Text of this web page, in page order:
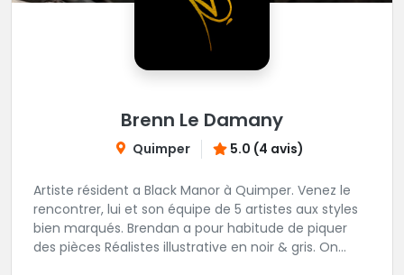
Brenn Le Damany
Quimper 5.0 (4 avis)
Artiste résident a Black Manor à Quimper. Venez le
rencontrer, lui et son équipe de 5 artistes aux styles
bien marqués. Brendan a pour habitude de piquer
des pièces Réalistes illustrative en noir & gris. On